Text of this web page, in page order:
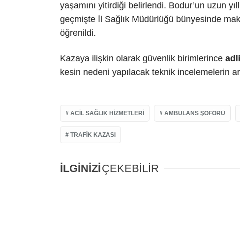
yaşamını yitirdiği belirlendi. Bodur’un uzun
geçmişte İl Sağlık Müdürlüğü bünyesinde
öğrenildi.
Kazaya ilişkin olarak güvenlik birimlerince
kesin nedeni yapılacak teknik incelemelerin
ACIL SAĞLIK HIZMETLERI AMBULANS ŞOFÖRÜ
TRAFIK KAZASI
İLGİNİZİÇEKEBİLİR